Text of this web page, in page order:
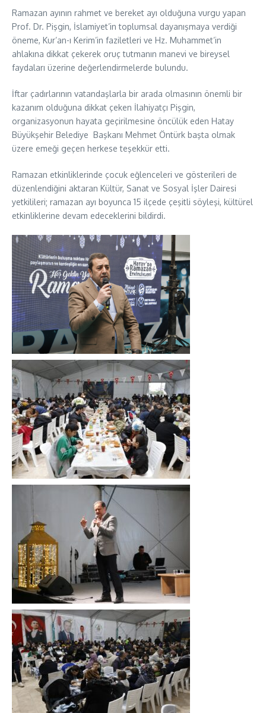
Ramazan ayının rahmet ve bereket ayı olduğuna vurgu yapan
Prof. Dr. Pişgin, İslamiyet’in toplumsal dayanışmaya verdiği
öneme, Kur’an-ı Kerim’in faziletleri ve Hz. Muhammet’in
ahlakına dikkat çekerek oruç tutmanın manevi ve bireysel
faydaları üzerine değerlendirmelerde bulundu.
İftar çadırlarının vatandaşlarla bir arada olmasının önemli bir
kazanım olduğuna dikkat çeken İlahiyatçı Pişgin,
organizasyonun hayata geçirilmesine öncülük eden Hatay
Büyükşehir Belediye Başkanı Mehmet Öntürk başta olmak
üzere emeği geçen herkese teşekkür etti.
Ramazan etkinliklerinde çocuk eğlenceleri ve gösterileri de
düzenlendiğini aktaran Kültür, Sanat ve Sosyal İşler Dairesi
yetkilileri; ramazan ayı boyunca 15 ilçede çeşitli söyleşi, kültürel
etkinliklerine devam edeceklerini bildirdi.